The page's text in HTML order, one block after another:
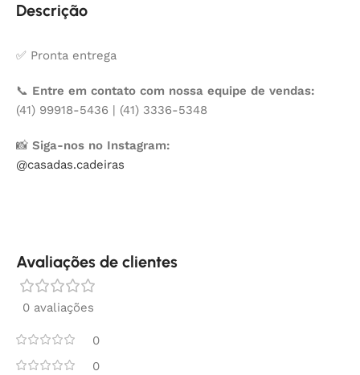
Descrição
✅ Pronta entrega
📞 Entre em contato com nossa equipe de vendas:
(41) 99918-5436 | (41) 3336-5348
📸 Siga-nos no Instagram:
@casadas.cadeiras
Avaliações de clientes
0 avaliações
0
0